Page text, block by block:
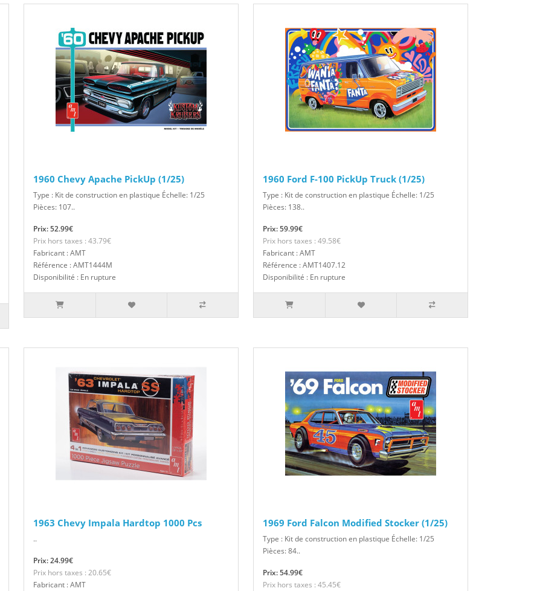
1960 Chevy Apache PickUp (1/25)
Type : Kit de construction en plastique Échelle: 1/25
Pièces: 107..
Prix: 52.99€
Prix hors taxes : 43.79€
Fabricant : AMT
Référence : AMT1444M
Disponibilité : En rupture
1960 Ford F-100 PickUp Truck (1/25)
Type : Kit de construction en plastique Échelle: 1/25
Pièces: 138..
Prix: 59.99€
Prix hors taxes : 49.58€
Fabricant : AMT
Référence : AMT1407.12
Disponibilité : En rupture
1963 Chevy Impala Hardtop 1000 Pcs
..
Prix: 24.99€
Prix hors taxes : 20.65€
Fabricant : AMT
1969 Ford Falcon Modified Stocker (1/25)
Type : Kit de construction en plastique Échelle: 1/25
Pièces: 84..
Prix: 54.99€
Prix hors taxes : 45.45€